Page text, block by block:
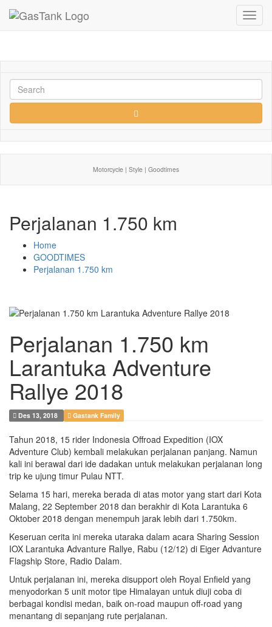
Motorcycle | Style | Goodtimes
Perjalanan 1.750 km
Home
GOODTIMES
Perjalanan 1.750 km
Perjalanan 1.750 km
Larantuka Adventure
Rallye 2018
Des 13, 2018 Gastank Family
Tahun 2018, 15 rider Indonesia Offroad Expedition (IOX
Adventure Club) kembali melakukan perjalanan panjang. Namun
kali ini berawal dari ide dadakan untuk melakukan perjalanan long
trip ke ujung timur Pulau NTT.
Selama 15 hari, mereka berada di atas motor yang start dari Kota
Malang, 22 September 2018 dan berakhir di Kota Larantuka 6
Oktober 2018 dengan menempuh jarak lebih dari 1.750km.
Keseruan cerita ini mereka utaraka dalam acara Sharing Session
IOX Larantuka Advanture Rallye, Rabu (12/12) di Eiger Advanture
Flagship Store, Radio Dalam.
Untuk perjalanan ini, mereka disupport oleh Royal Enfield yang
menyodorkan 5 unit motor tipe Himalayan untuk diuji coba di
berbagai kondisi medan, baik on-road maupun off-road yang
menantang di sepanjang rute perjalanan.